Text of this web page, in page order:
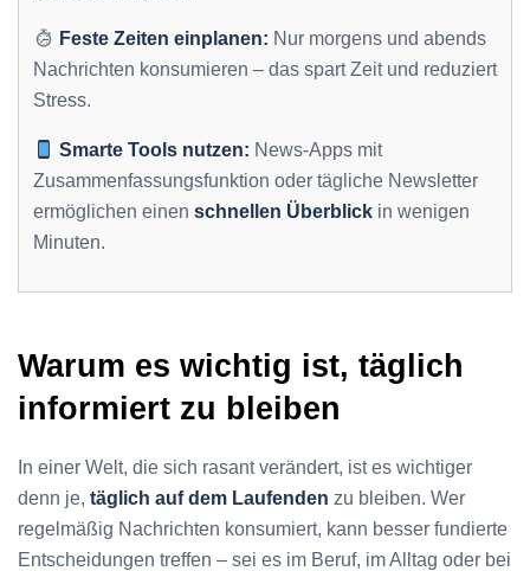
Feste Zeiten einplanen: Nur morgens und abends
Nachrichten konsumieren – das spart Zeit und reduziert
Stress.
Smarte Tools nutzen: News-Apps mit
Zusammenfassungsfunktion oder tägliche Newsletter
ermöglichen einen schnellen Überblick in wenigen
Minuten.
Warum es wichtig ist, täglich
informiert zu bleiben
In einer Welt, die sich rasant verändert, ist es wichtiger
denn je, täglich auf dem Laufenden zu bleiben. Wer
regelmäßig Nachrichten konsumiert, kann besser fundierte
Entscheidungen treffen – sei es im Beruf, im Alltag oder bei